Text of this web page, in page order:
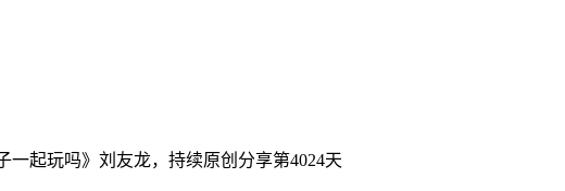
一起玩吗》刘友龙，持续原创分享第4024天